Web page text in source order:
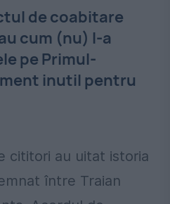
de coabitare
cum (nu) l-a
pe Primul-
inutil pentru
cititori au uitat istoria
între Traian